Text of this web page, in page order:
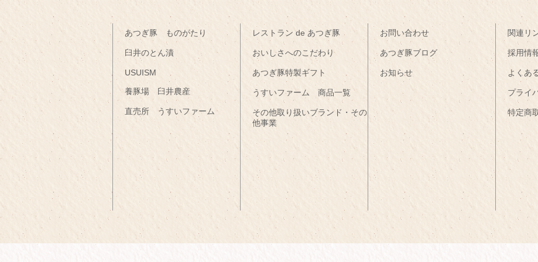
あつぎ豚 ものがたり
臼井のとん漬
USUISM
養豚場 臼井農産
直売所 うすいファーム
レストラン de あつぎ豚
おいしさへのこだわり
あつぎ豚特製ギフト
うすいファーム 商品一覧
その他取り扱いブランド・その
他事業
お問い合わせ
あつぎ豚ブログ
お知らせ
関連リ
採用情
よくあ
プライ
特定商